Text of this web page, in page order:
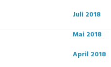
Juli 2018
Mai 2018
April 2018